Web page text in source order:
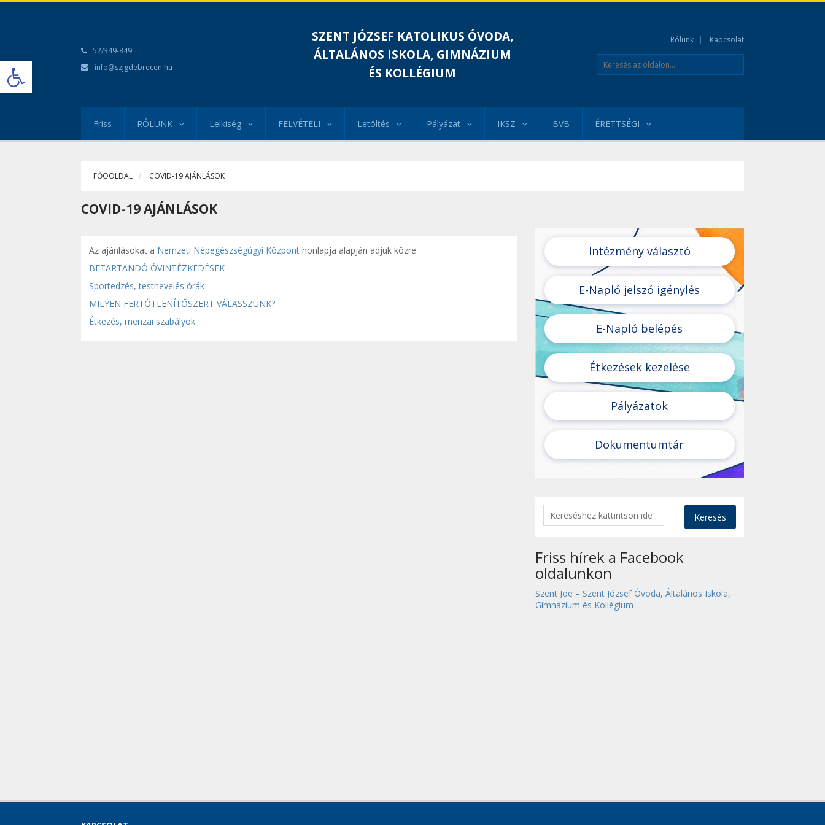
Open toolbar
52/349-849
info@szjgdebrecen.hu
SZENT JÓZSEF KATOLIKUS ÓVODA,
ÁLTALÁNOS ISKOLA, GIMNÁZIUM
ÉS KOLLÉGIUM
Rólunk Kapcsolat
Friss RÓLUNK Lelkiség FELVÉTELI Letöltés Pályázat IKSZ BVB ÉRETTSÉGI
FŐOOLDAL COVID-19 AJÁNLÁSOK
COVID-19 AJÁNLÁSOK
Az ajánlásokat a Nemzeti Népegészségügyi Központ honlapja alapján adjuk közre
BETARTANDÓ ÓVINTÉZKEDÉSEK
Sportedzés, testnevelés órák
MILYEN FERTŐTLENÍTŐSZERT VÁLASSZUNK?
Étkezés, menzai szabályok
Intézmény választó
E-Napló jelszó igénylés
E-Napló belépés
Étkezések kezelése
Pályázatok
Dokumentumtár
Keresés
Friss hírek a Facebook
oldalunkon
Szent Joe – Szent József Óvoda, Általános Iskola,
Gimnázium és Kollégium